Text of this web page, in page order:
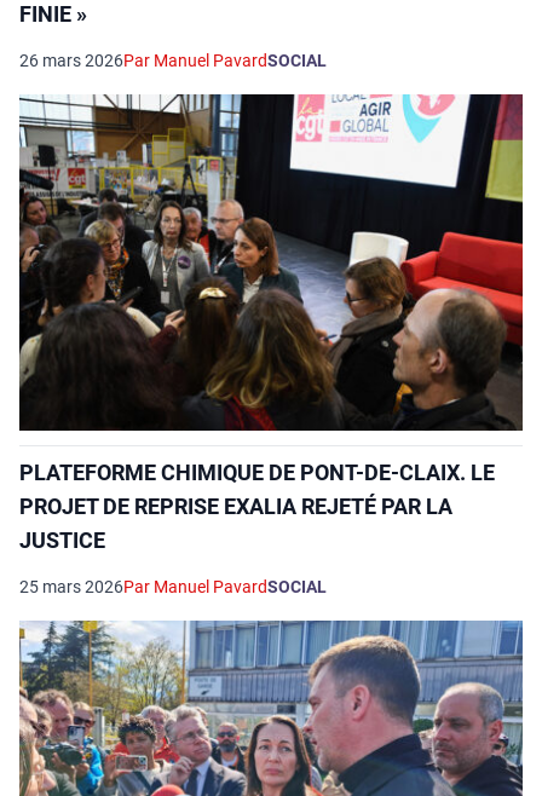
FINIE »
26 mars 2026Par Manuel PavardSOCIAL
PLATEFORME CHIMIQUE DE PONT-DE-CLAIX. LE
PROJET DE REPRISE EXALIA REJETÉ PAR LA
JUSTICE
25 mars 2026Par Manuel PavardSOCIAL